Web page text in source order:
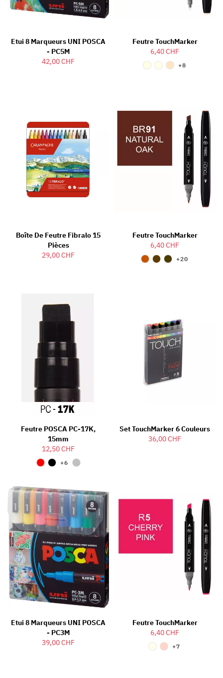
Etui 8 Marqueurs UNI POSCA
- PC5M
42,00 CHF
Feutre TouchMarker
6,40 CHF
+8
Boîte De Feutre Fibralo 15
Pièces
29,00 CHF
Feutre TouchMarker
6,40 CHF
+20
Feutre POSCA PC-17K,
15mm
12,50 CHF
+6
Set TouchMarker 6 Couleurs
36,00 CHF
Etui 8 Marqueurs UNI POSCA
- PC3M
39,00 CHF
Feutre TouchMarker
6,40 CHF
+7